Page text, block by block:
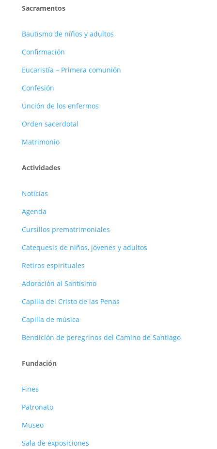
Sacramentos
Bautismo de niños y adultos
Confirmación
Eucaristía – Primera comunión
Confesión
Unción de los enfermos
Orden sacerdotal
Matrimonio
Actividades
Noticias
Agenda
Cursillos prematrimoniales
Catequesis de niños, jóvenes y adultos
Retiros espirituales
Adoración al Santísimo
Capilla del Cristo de las Penas
Capilla de música
Bendición de peregrinos del Camino de Santiago
Fundación
Fines
Patronato
Museo
Sala de exposiciones